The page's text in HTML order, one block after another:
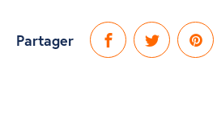
Partager